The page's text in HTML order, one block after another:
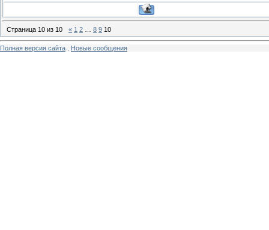
Страница 10 из 10 « 1 2 8 9 10
Полная версия сайта Новые сообщения